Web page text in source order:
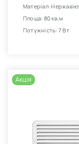
Матеріал:
Площа: 80 кв.м
Потужність: 7 Вт
Акція